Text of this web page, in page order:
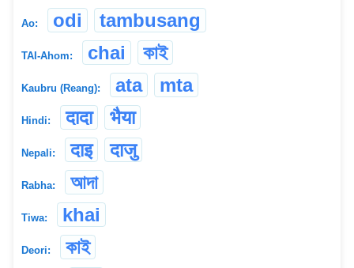
Ao: odi tambusang
TAI-Ahom: chai কাই
Kaubru (Reang): ata mta
Hindi: दादा भैया
Nepali: दाइ दाजु
Rabha: আদা
Tiwa: khai
Deori: কাই